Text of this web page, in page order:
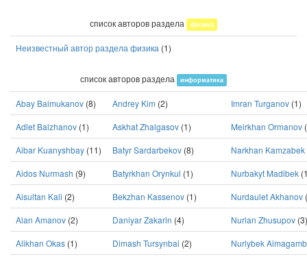
список авторов раздела физика
Неизвестный автор раздела физика (1)
список авторов раздела информатика
Abay Baimukanov (8) Andrey Kim (2) Imran Turganov (1)
Adlet Balzhanov (1) Askhat Zhalgasov (1) Meirkhan Ormanov
Aibar Kuanyshbay (11) Batyr Sardarbekov (8) Narkhan Kamzabek
Aidos Nurmash (9) Batyrkhan Orynkul (1) Nurbakyt Madibek
Aisultan Kali (2) Bekzhan Kassenov (1) Nurdaulet Akhanov
Alan Amanov (2) Daniyar Zakarin (4) Nurlan Zhusupov (3)
Alikhan Okas (1) Dimash Tursynbai (2) Nurlybek